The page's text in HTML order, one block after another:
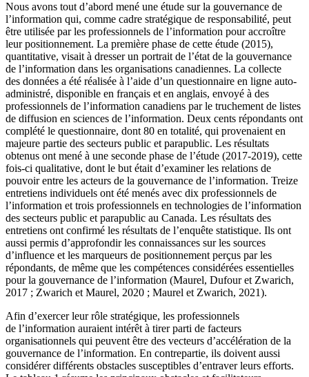
Nous avons tout d’abord mené une étude sur la gouvernance de
l’information qui, comme cadre stratégique de responsabilité, peut
être utilisée par les professionnels de l’information pour accroître
leur positionnement. La première phase de cette étude (2015),
quantitative, visait à dresser un portrait de l’état de la gouvernance
de l’information dans les organisations canadiennes. La collecte
des données a été réalisée à l’aide d’un questionnaire en ligne auto-
administré, disponible en français et en anglais, envoyé à des
professionnels de l’information canadiens par le truchement de listes
de diffusion en sciences de l’information. Deux cents répondants ont
complété le questionnaire, dont 80 en totalité, qui provenaient en
majeure partie des secteurs public et parapublic. Les résultats
obtenus ont mené à une seconde phase de l’étude (2017-2019), cette
fois-ci qualitative, dont le but était d’examiner les relations de
pouvoir entre les acteurs de la gouvernance de l’information. Treize
entretiens individuels ont été menés avec dix professionnels de
l’information et trois professionnels en technologies de l’information
des secteurs public et parapublic au Canada. Les résultats des
entretiens ont confirmé les résultats de l’enquête statistique. Ils ont
aussi permis d’approfondir les connaissances sur les sources
d’influence et les marqueurs de positionnement perçus par les
répondants, de même que les compétences considérées essentielles
pour la gouvernance de l’information (Maurel, Dufour et Zwarich,
2017 ; Zwarich et Maurel, 2020 ; Maurel et Zwarich, 2021).
Afin d’exercer leur rôle stratégique, les professionnels
de l’information auraient intérêt à tirer parti de facteurs
organisationnels qui peuvent être des vecteurs d’accélération de la
gouvernance de l’information. En contrepartie, ils doivent aussi
considérer différents obstacles susceptibles d’entraver leurs efforts.